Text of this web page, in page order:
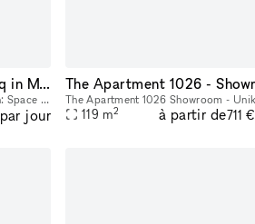
Event and pop-up space 80mq in Milan
Event and pop-up space 80mq in Milan: Space located on the ground floor with 3.9m height. Less than 10 minutes walk from MACIACHINI and ZARA metro station, 1minutes from 2/4 tram and 70 bus. It is a
par jour 119 m2 à partir de711 €